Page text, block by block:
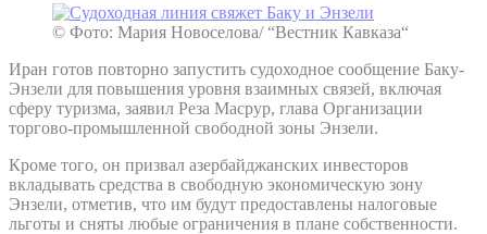
© Фото: Мария Новоселова/ “Вестник Кавказа“
Иран готов повторно запустить судоходное сообщение Баку-
Энзели для повышения уровня взаимных связей, включая
сферу туризма, заявил Реза Масрур, глава Организации
торгово-промышленной свободной зоны Энзели.
Кроме того, он призвал азербайджанских инвесторов
вкладывать средства в свободную экономическую зону
Энзели, отметив, что им будут предоставлены налоговые
льготы и сняты любые ограничения в плане собственности.